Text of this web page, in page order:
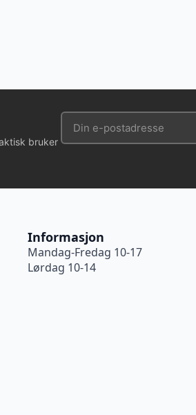
bruker
Informasjon
Mandag-Fredag 10-17
Lørdag 10-14